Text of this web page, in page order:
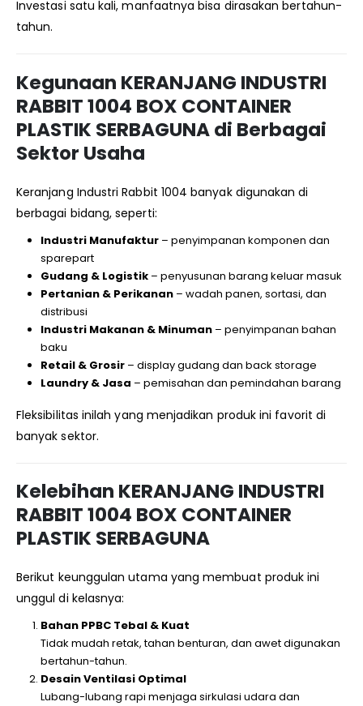
Investasi satu kali, manfaatnya bisa dirasakan bertahun-
tahun.
Kegunaan KERANJANG INDUSTRI
RABBIT 1004 BOX CONTAINER
PLASTIK SERBAGUNA di Berbagai
Sektor Usaha
Keranjang Industri Rabbit 1004 banyak digunakan di
berbagai bidang, seperti:
Industri Manufaktur– penyimpanan komponen dan
sparepart
Gudang & Logistik– penyusunan barang keluar masuk
Pertanian & Perikanan– wadah panen, sortasi, dan
distribusi
Industri Makanan & Minuman– penyimpanan bahan
baku
Retail & Grosir– display gudang dan back storage
Laundry & Jasa – pemisahan dan pemindahan barang
Fleksibilitas inilah yang menjadikan produk ini favorit di
banyak sektor.
Kelebihan KERANJANG INDUSTRI
RABBIT 1004 BOX CONTAINER
PLASTIK SERBAGUNA
Berikut keunggulan utama yang membuat produk ini
unggul di kelasnya:
Bahan PPBC Tebal & Kuat
Tidak mudah retak, tahan benturan, dan awet digunakan
bertahun-tahun.
Desain Ventilasi Optimal
Lubang-lubang rapi menjaga sirkulasi udara dan